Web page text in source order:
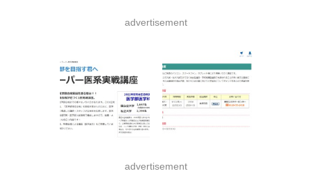
advertisement
advertisement